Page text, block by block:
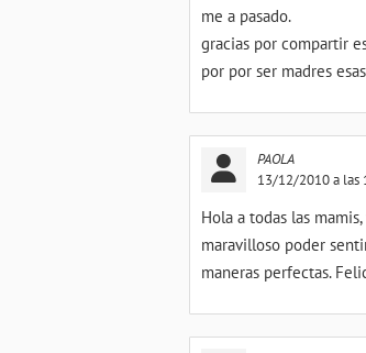
me a pasado.
gracias por compartir
por por ser madres
PAOLA
13/12/2010 a las
Hola a todas las
maravilloso poder
maneras perfectas.